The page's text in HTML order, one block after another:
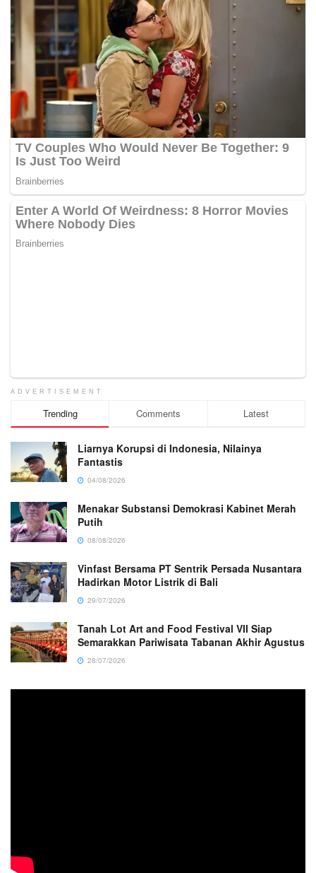
ADVERTISEMENT
Trending Comments Latest
Liarnya Korupsi di Indonesia, Nilainya
Fantastis
04/08/2026
Menakar Substansi Demokrasi Kabinet Merah
Putih
08/08/2026
Vinfast Bersama PT Sentrik Persada Nusantara
Hadirkan Motor Listrik di Bali
29/07/2026
Tanah Lot Art and Food Festival VII Siap
Semarakkan Pariwisata Tabanan Akhir Agustus
28/07/2026